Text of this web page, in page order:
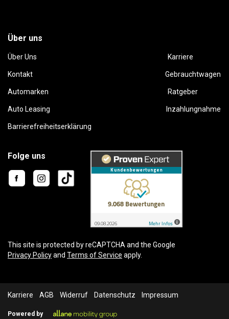
Über uns
Über Uns Karriere
Kontakt Gebrauchtwagen
Automarken Ratgeber
Auto Leasing Inzahlungnahme
Barrierefreiheitserklärung
Folge uns
This site is protected by reCAPTCHA and the Google
Privacy Policyand Terms of Service apply.
Karriere AGB Widerruf Datenschutz Impressum
Powered by